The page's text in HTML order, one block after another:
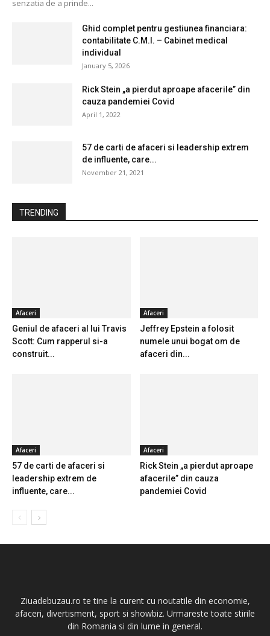
senzatia de a prinde...
Ghid complet pentru gestiunea financiara:
contabilitate C.M.I. – Cabinet medical
individual
January 5, 2026
Rick Stein „a pierdut aproape afacerile” din
cauza pandemiei Covid
April 1, 2022
57 de carti de afaceri si leadership extrem
de influente, care...
November 21, 2021
TRENDING
Afaceri
Geniul de afaceri al lui Travis
Scott: Cum rapperul si-a
construit...
Afaceri
Jeffrey Epstein a folosit
numele unui bogat om de
afaceri din...
Afaceri
57 de carti de afaceri si
leadership extrem de
influente, care...
Afaceri
Rick Stein „a pierdut aproape
afacerile” din cauza
pandemiei Covid
Ziuadebuzau.ro te tine la curent cu noutatile din economie,
afaceri, divertisment, sport si showbiz. Urmareste toate stirile
din Romania si din lume in general.